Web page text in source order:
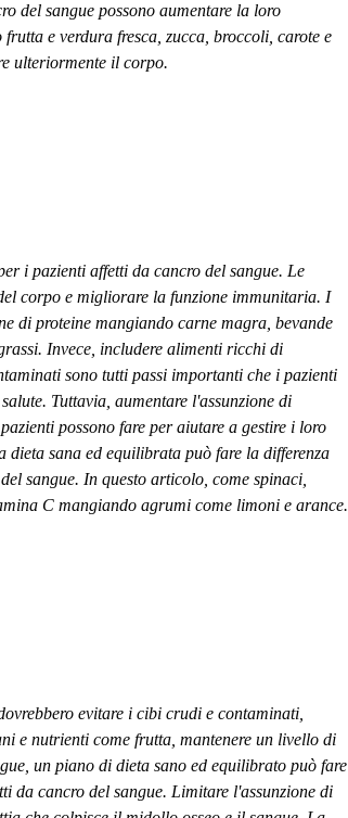
del sangue possono aumentare la loro
e verdura fresca, zucca, broccoli, carote e
ulteriormente il corpo.
i pazienti affetti da cancro del sangue. Le
corpo e migliorare la funzione immunitaria. I
di proteine ​​mangiando carne magra, bevande
Invece, includere alimenti ricchi di
sono tutti passi importanti che i pazienti
Tuttavia, aumentare l'assunzione di
possono fare per aiutare a gestire i loro
sana ed equilibrata può fare la differenza
sangue. In questo articolo, come spinaci,
C mangiando agrumi come limoni e arance.
evitare i cibi crudi e contaminati,
e nutrienti come frutta, mantenere un livello di
un piano di dieta sano ed equilibrato può fare
da cancro del sangue. Limitare l'assunzione di